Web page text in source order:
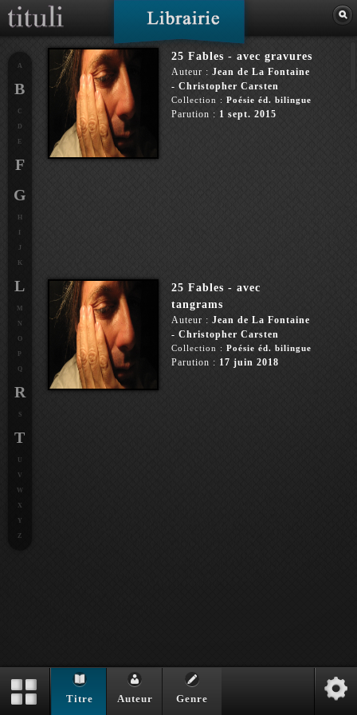
25 Fables - avec gravures
Auteur : Jean de La Fontaine
- Christopher Carsten
Collection : Poésie éd. bilingue
Parution : 1 sept. 2015
25 Fables - avec
tangrams
Auteur : Jean de La Fontaine
- Christopher Carsten
Collection : Poésie éd. bilingue
Parution : 17 juin 2018
Bref happening mondial
Auteur :
A
B
C
D
E
F
G
H
J
K
L
M
N
O
P
Q
R
S
T
U
V
W
X
Y
Z
Titre Auteur Genre